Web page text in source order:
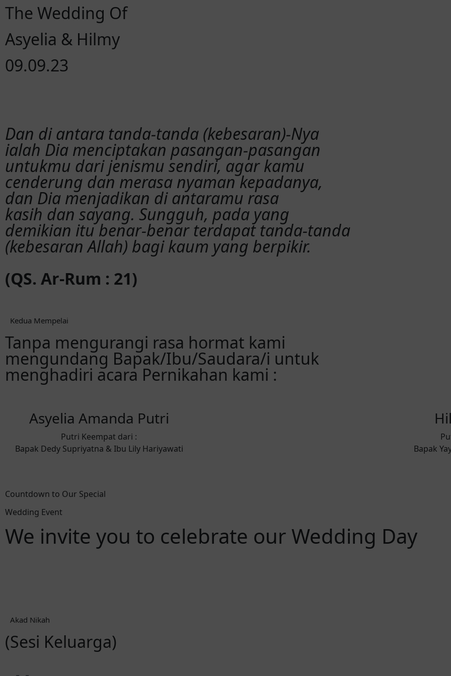
The Wedding Of
Asyelia & Hilmy
09.09.23
Dan di antara tanda-tanda (kebesaran)-Nya
ialah Dia menciptakan pasangan-pasangan
untukmu dari jenismu sendiri, agar kamu
cenderung dan merasa nyaman kepadanya,
dan Dia menjadikan di antaramu rasa
kasih dan sayang. Sungguh, pada yang
demikian itu benar-benar terdapat tanda-tanda
(kebesaran Allah) bagi kaum yang berpikir.
(QS. Ar-Rum : 21)
Kedua Mempelai
Tanpa mengurangi rasa hormat kami
mengundang Bapak/Ibu/Saudara/i untuk
menghadiri acara Pernikahan kami :
Asyelia Amanda Putri
Putri Keempat dari :
Bapak Dedy Supriyatna & Ibu Lily Hariyawati
Bapak
Countdown to Our Special
Wedding Event
We invite you to celebrate our Wedding Day
Akad Nikah
(Sesi Keluarga)